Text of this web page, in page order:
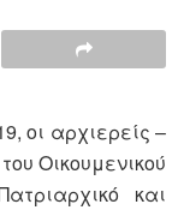
οι αρχιερείς –
Οικουμενικού
και